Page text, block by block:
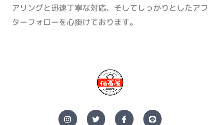
アリングと迅速丁寧な対応、そしてしっかりとしたアフ
ターフォローを心掛けております。
I
n
T
w
F
a
L
i